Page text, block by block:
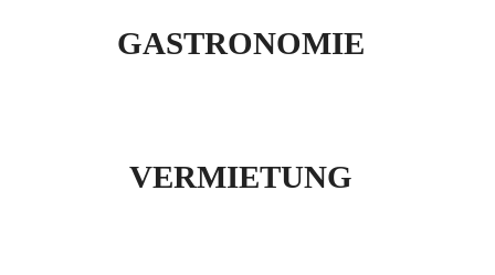
GASTRONOMIE
VERMIETUNG